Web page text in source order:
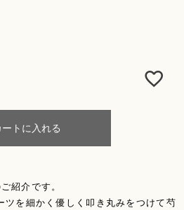
ートに入れる
紹介です。
ツを細かく優しく叩き丸みをつけて芍